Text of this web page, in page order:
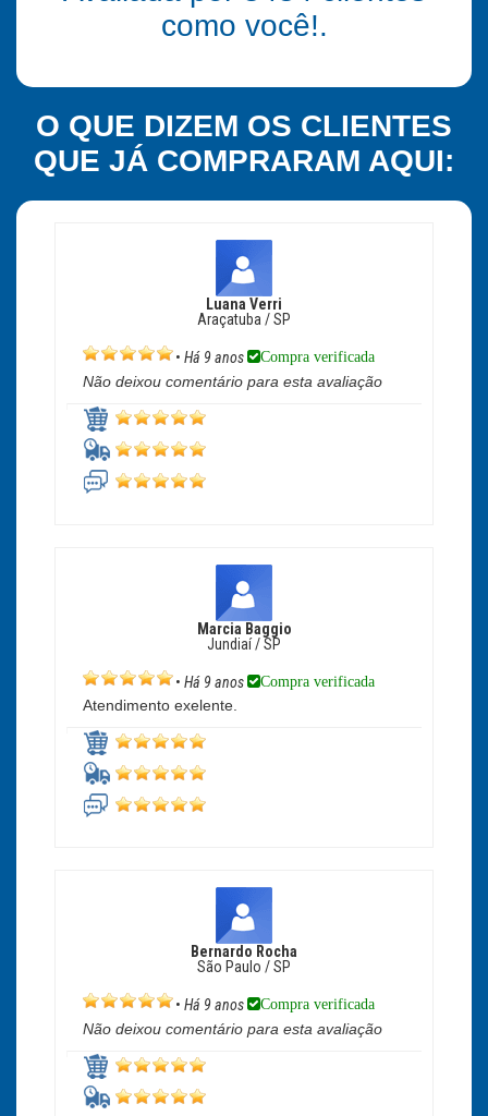
como você!.
O QUE DIZEM OS CLIENTES
QUE JÁ COMPRARAM AQUI:
Luana Verri
Araçatuba / SP
• Há 9 anos Compra verificada
Não deixou comentário para esta avaliação
Marcia Baggio
Jundiaí / SP
• Há 9 anos Compra verificada
Atendimento exelente.
Bernardo Rocha
São Paulo / SP
• Há 9 anos Compra verificada
Não deixou comentário para esta avaliação